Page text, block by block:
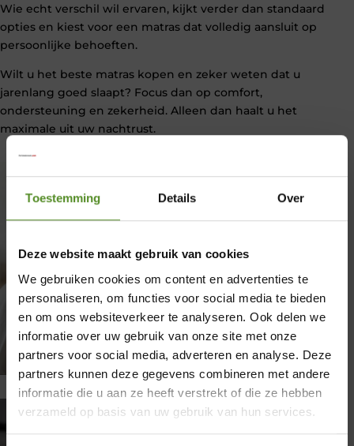
Toestemming Details Over
Deze website maakt gebruik van cookies
We gebruiken cookies om content en advertenties te
personaliseren, om functies voor social media te bieden
en om ons websiteverkeer te analyseren. Ook delen we
informatie over uw gebruik van onze site met onze
partners voor social media, adverteren en analyse. Deze
partners kunnen deze gegevens combineren met andere
informatie die u aan ze heeft verstrekt of die ze hebben
verzameld op basis van uw gebruik van hun services.
Wie echt verschil wil ervaren, kijkt verder dan standaard
opties en kiest voor een matras dat volledig aansluit op
persoonlijke behoeften.
Wilt u het beste matras kopen en zeker weten dat u
jarenlang goed slaapt? Focus dan op comfort,
ondersteuning en zekerheid. Alleen dan haalt u het
maximale uit uw nachtrust.
Showroom Breda
×